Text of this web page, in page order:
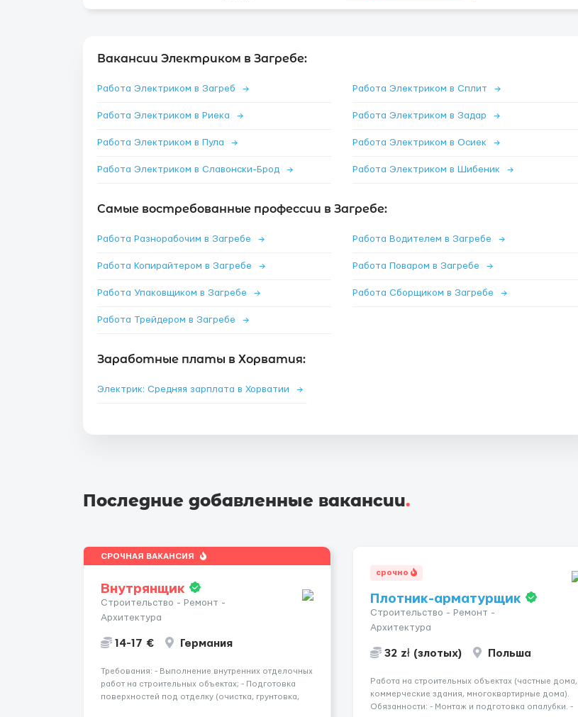
Вакансии Электриком в Загребе:
Работа Электриком в Загреб → Работа Электриком в Сплит →
Работа Электриком в Риека → Работа Электриком в Задар →
Работа Электриком в Пула → Работа Электриком в Осиек →
Работа Электриком в Славонски-Брод → Работа Электриком в Шибеник →
Самые востребованные профессии в Загребе:
Работа Разнорабочим в Загребе → Работа Водителем в Загребе →
Работа Копирайтером в Загребе → Работа Поваром в Загребе →
Работа Упаковщиком в Загребе → Работа Сборщиком в Загребе →
Работа Трейдером в Загребе →
Заработные платы в Хорватия:
Электрик: Средняя зарплата в Хорватии →
Последние добавленные вакансии.
СРОЧНАЯ ВАКАНСИЯ
Внутрянщик
Строительство - Ремонт -
Архитектура
14-17 € Германия
Требования: - Выполнение внутренних отделочных
работ на строительных объектах; - Подготовка
поверхностей под отделку (очистка, грунтовка,
срочно
Плотник-арматурщик
Строительство - Ремонт -
Архитектура
32 zł (злотых) Польша
Работа на строительных объектах (частные дома,
коммерческие здания, многоквартирные дома).
Обязанности: - Монтаж и подготовка опалубки. -